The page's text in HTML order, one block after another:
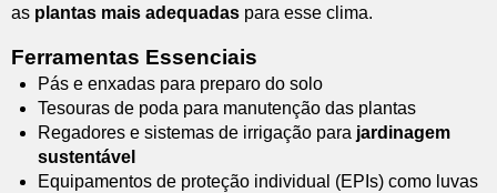
as plantas mais adequadas para esse clima.
Ferramentas Essenciais
Pás e enxadas para preparo do solo
Tesouras de poda para manutenção das plantas
Regadores e sistemas de irrigação para jardinagem
sustentável
Equipamentos de proteção individual (EPIs) como luvas